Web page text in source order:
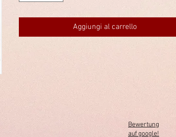
Aggiungi al carrello
Bewertung
auf google!